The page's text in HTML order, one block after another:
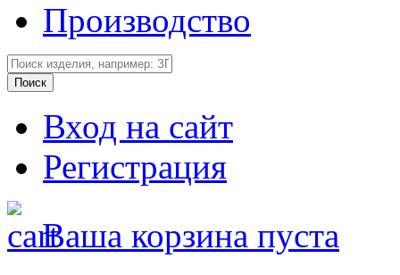
Производство
Вход на сайт
Регистрация
Ваша корзина пуста